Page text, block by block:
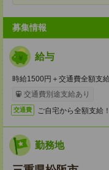
募集情報
給与
時給1500円＋交通費全額支
交通費別途支給あり
交通費 ご自宅から全額支給！
勤務地